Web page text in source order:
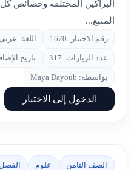
البراكين المختلفة وخصائص
المنبع...
رقم الاختبار: 1670 اللغة: عربي
عدد الزيارات: 317 تاريخ الإضافة:
بواسطة: Maya Dayoub
الدخول إلى الاختبار
الصف الثامن علوم